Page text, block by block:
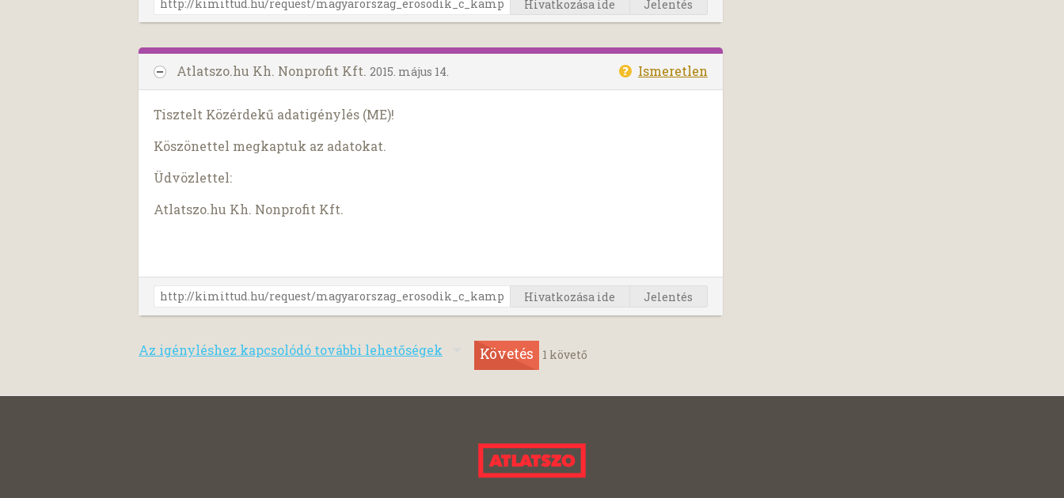
Hivatkozása ide Jelentés
Atlatszo.hu Kh. Nonprofit Kft. 2015. május 14. Ismeretlen
Tisztelt Közérdekű adatigénylés (ME)!
Köszönettel megkaptuk az adatokat.
Üdvözlettel:
Atlatszo.hu Kh. Nonprofit Kft.
Hivatkozása ide Jelentés
Az igényléshez kapcsolódó további lehetőségek Követés 1 követő